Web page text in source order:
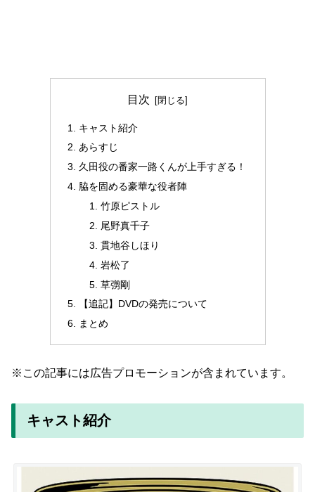
目次
キャスト紹介
あらすじ
久田役の番家一路くんが上手すぎる！
脇を固める豪華な役者陣
竹原ピストル
尾野真千子
貫地谷しほり
岩松了
草彅剛
【追記】DVDの発売について
まとめ
※この記事には広告プロモーションが含まれています。
キャスト紹介